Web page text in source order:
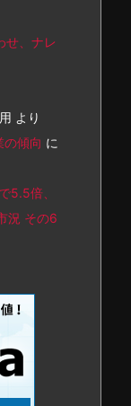
せ、ナレ
より
の傾向 に
5.5倍、
その6